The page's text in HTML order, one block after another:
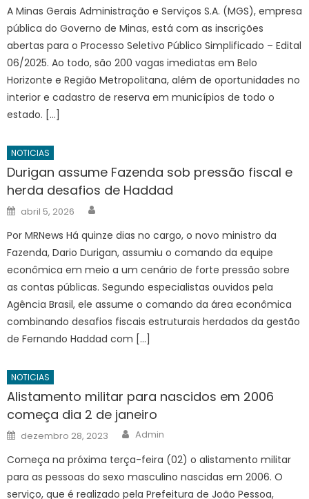
A Minas Gerais Administração e Serviços S.A. (MGS), empresa
pública do Governo de Minas, está com as inscrições
abertas para o Processo Seletivo Público Simplificado – Edital
06/2025. Ao todo, são 200 vagas imediatas em Belo
Horizonte e Região Metropolitana, além de oportunidades no
interior e cadastro de reserva em municípios de todo o
estado. […]
NOTICIAS
Durigan assume Fazenda sob pressão fiscal e
herda desafios de Haddad
Posted
on
abril 5, 2026
Por MRNews Há quinze dias no cargo, o novo ministro da
Fazenda, Dario Durigan, assumiu o comando da equipe
econômica em meio a um cenário de forte pressão sobre
as contas públicas. Segundo especialistas ouvidos pela
Agência Brasil, ele assume o comando da área econômica
combinando desafios fiscais estruturais herdados da gestão
de Fernando Haddad com […]
NOTICIAS
Alistamento militar para nascidos em 2006
começa dia 2 de janeiro
Posted
on
dezembro 28, 2023 Author
Admin
Começa na próxima terça-feira (02) o alistamento militar
para as pessoas do sexo masculino nascidas em 2006. O
serviço, que é realizado pela Prefeitura de João Pessoa,